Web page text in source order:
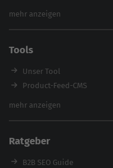
Inhouse SEO Agentur
Enterprise SEO Agentur
Workshops
mehr anzeigen
Tools
Unser Tool
Product-Feed-CMS
Website Analyse
Backlink-Check
Ladezeiten-Check
mehr anzeigen
Ratgeber
B2B SEO Guide